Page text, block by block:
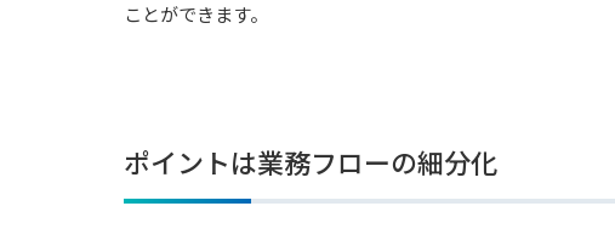
ことができます。
ポイントは業務フローの細分化